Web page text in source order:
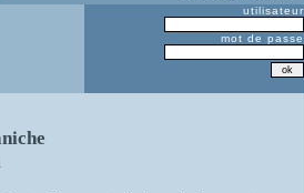
utilisateur
mot de passe